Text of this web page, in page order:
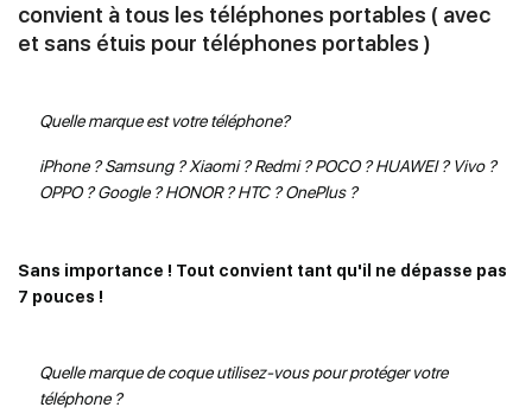
convient à tous les téléphones portables ( avec
et sans étuis pour téléphones portables )
Quelle marque est votre téléphone?
iPhone ? Samsung ? Xiaomi ? Redmi ? POCO ? HUAWEI ? Vivo ?
OPPO ? Google ? HONOR ? HTC ? OnePlus ?
Sans importance ! Tout convient tant qu'il ne dépasse pas
7 pouces !
Quelle marque de coque utilisez-vous pour protéger votre
téléphone ?